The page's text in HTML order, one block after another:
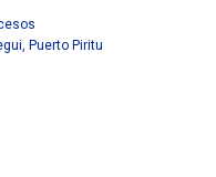
Puerto Piritu